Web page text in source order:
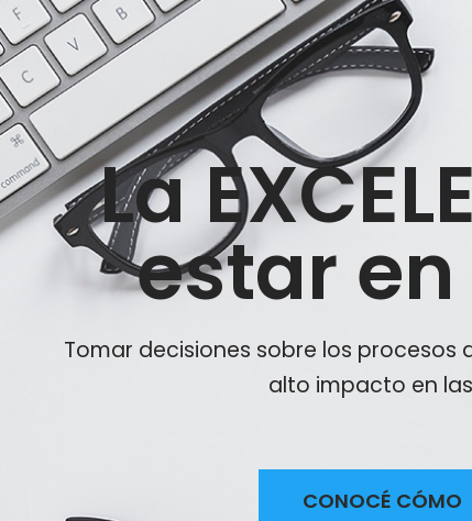
La
estar en
Tomar decisiones sobre los
alto impacto en
CONOCÉ CÓMO